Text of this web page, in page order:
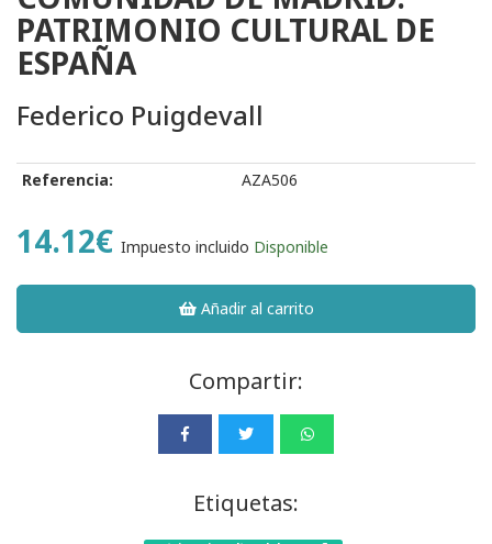
PATRIMONIO CULTURAL DE
ESPAÑA
Federico Puigdevall
Referencia: AZA506
14.12€ Impuesto incluido Disponible
Añadir al carrito
Compartir:
Etiquetas: